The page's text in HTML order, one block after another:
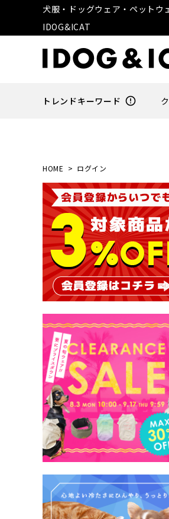
犬服・ドッグウェア・ペット
IDOG&ICAT
トレンドキーワード error_outline
HOME ログイン